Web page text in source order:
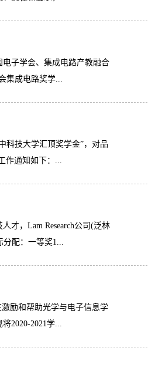
子学会、集成电路产教融合
集成电路奖学...
科技大学汇顶奖学金”，对品
作通知如下：...
才，Lam Research公司(泛林
分配：一等奖1...
励和帮助光学与电子信息学
2020-2021学...